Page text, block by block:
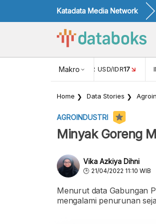
Katadata Media Network
Makro
NILAI TUKAR USD/IDR17
Home Data Stories
AGROINDUSTRI
Minyak Goreng
Vika Azkiya Dihni
21/04/2022 11:10 WIB
Menurut data Gabungan
mengalami penurunan